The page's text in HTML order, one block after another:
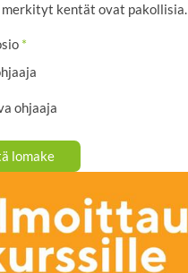
merkityt kentät ovat pakollisia.
*
ohjaaja
lomake